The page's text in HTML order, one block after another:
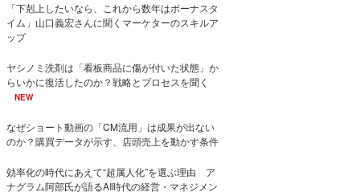
「下剋上したいなら、これから数年はボーナスタ
イム」山口義宏さんに聞くマーケターのスキルア
ップ
ヤシノミ洗剤は「看板商品に傷が付いた状態」か
らいかに復活したのか？戦略とプロセスを聞く
NEW
なぜショート動画の「CM流用」は成果が出ない
のか？購買データが示す、店頭売上を動かす条件
効率化の時代にあえて“超属人化”を選ぶ理由 ア
ナグラム阿部氏が語るAI時代の経営・マネジメン